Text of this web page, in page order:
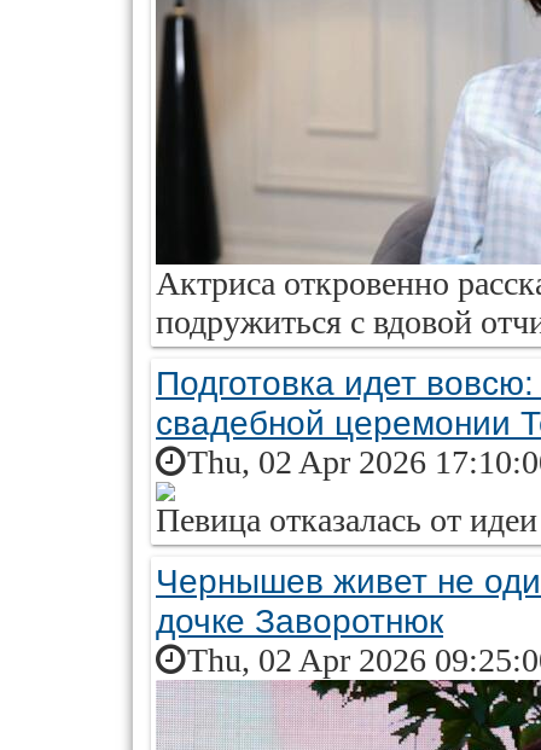
Актриса откровенно
подружиться с вдовой
Подготовка идет
свадебной церемонии
Thu, 02 Apr 2026
Певица отказалась от
Чернышев живет не
дочке Заворотнюк
Thu, 02 Apr 2026